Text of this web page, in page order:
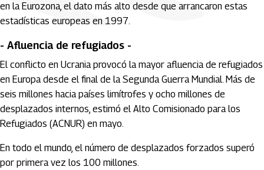
en la Eurozona, el dato más alto desde que arrancaron estas
estadísticas europeas en 1997.
- Afluencia de refugiados -
El conflicto en Ucrania provocó la mayor afluencia de refugiados
en Europa desde el final de la Segunda Guerra Mundial. Más de
seis millones hacia países limítrofes y ocho millones de
desplazados internos, estimó el Alto Comisionado para los
Refugiados (ACNUR) en mayo.
En todo el mundo, el número de desplazados forzados superó
por primera vez los 100 millones.